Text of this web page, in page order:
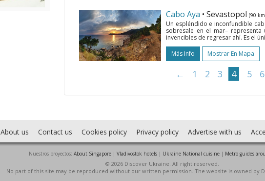
Cabo Aya • Sevastopol (90
Un espléndido e inconfundible
sobresale en el mar–
invencibles de regresar ahí. Es el
Más Info
Mostrar En Mapa
← 1 2 3 4 5 6
About us Contact us Cookies policy Privacy policy Advertise with us
Nuestros proyectos: About Singapore| Vladivostok hotels| Ukraine National cuisine| Metro guides
© 2026 Discover Ukraine. All right reserved.
No part of this site may be reproduced without our written permission. The website is owned by